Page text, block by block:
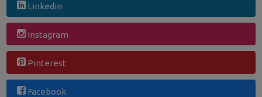
Linkedin
Instagram
Pinterest
Facebook